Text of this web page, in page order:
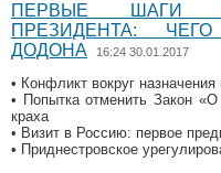
ПЕРВЫЕ ШАГИ
ПРЕЗИДЕНТА:
ДОДОНА
16:24 30.01.2017
• Конфликт вокруг
• Попытка отменить Закон «О
краха
• Визит в Россию: первое
• Приднестровское